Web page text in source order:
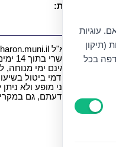
בנושא נגישות:
את מספר
ובתנאי שהביטול ייעשה עד לא יאוחר מ – 7
ספק, לא ניתן לבטל כרטיסים שנקנו 7 ימי עסקים
לפי שיקול דעתם, גם
עוגיות
(תיקון
בכל